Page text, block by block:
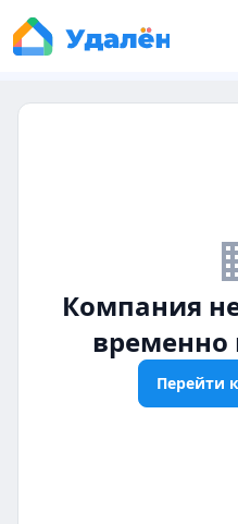
Компания
временно
Перейти